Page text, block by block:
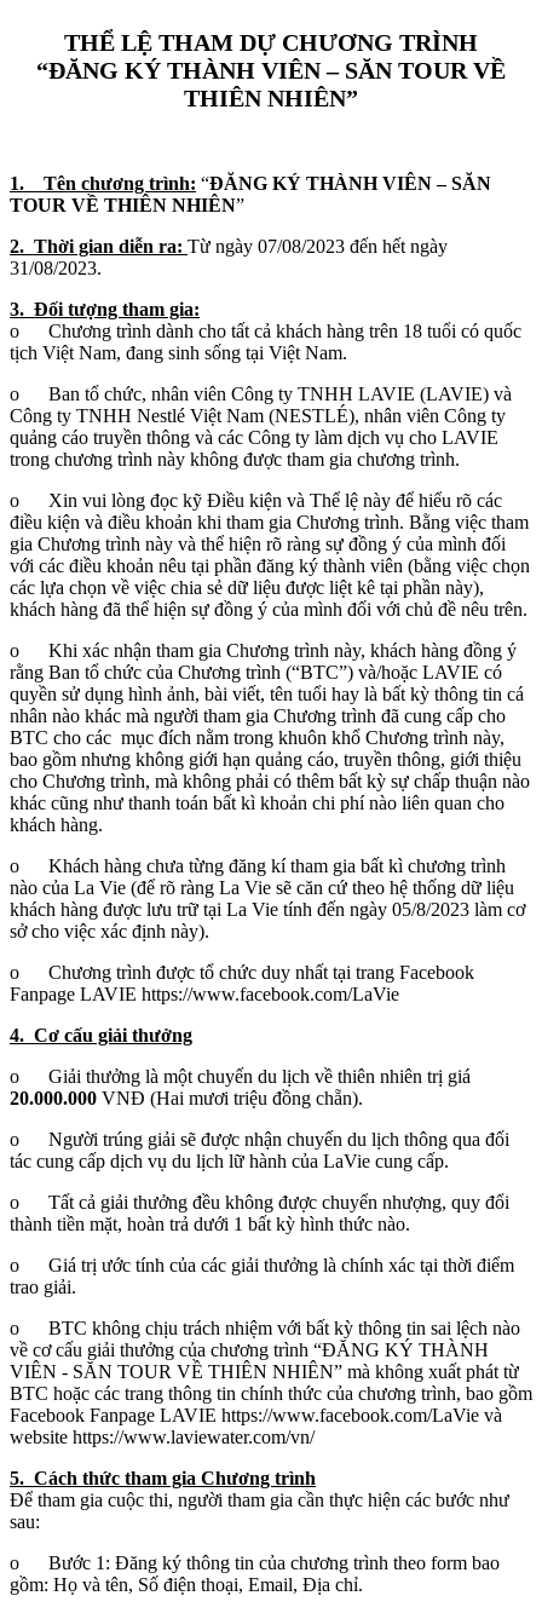
THỂ LỆ THAM DỰ CHƯƠNG TRÌNH
“ĐĂNG KÝ THÀNH VIÊN – SĂN TOUR VỀ
THIÊN NHIÊN”
1. Tên chương trình: “ĐĂNG KÝ THÀNH VIÊN – SĂN
TOUR VỀ THIÊN NHIÊN”
2. Thời gian diễn ra: Từ ngày 07/08/2023 đến hết ngày
31/08/2023.
3. Đối tượng tham gia:
o Chương trình dành cho tất cả khách hàng trên 18 tuổi có quốc
tịch Việt Nam, đang sinh sống tại Việt Nam.
o Ban tổ chức, nhân viên Công ty TNHH LAVIE (LAVIE) và
Công ty TNHH Nestlé Việt Nam (NESTLÉ), nhân viên Công ty
quảng cáo truyền thông và các Công ty làm dịch vụ cho LAVIE
trong chương trình này không được tham gia chương trình.
o Xin vui lòng đọc kỹ Điều kiện và Thể lệ này để hiểu rõ các
điều kiện và điều khoản khi tham gia Chương trình. Bằng việc tham
gia Chương trình này và thể hiện rõ ràng sự đồng ý của mình đối
với các điều khoản nêu tại phần đăng ký thành viên (bằng việc chọn
các lựa chọn về việc chia sẻ dữ liệu được liệt kê tại phần này),
khách hàng đã thể hiện sự đồng ý của mình đối với chủ đề nêu trên.
o Khi xác nhận tham gia Chương trình này, khách hàng đồng ý
rằng Ban tổ chức của Chương trình (“BTC”) và/hoặc LAVIE có
quyền sử dụng hình ảnh, bài viết, tên tuổi hay là bất kỳ thông tin cá
nhân nào khác mà người tham gia Chương trình đã cung cấp cho
BTC cho các mục đích nằm trong khuôn khổ Chương trình này,
bao gồm nhưng không giới hạn quảng cáo, truyền thông, giới thiệu
cho Chương trình, mà không phải có thêm bất kỳ sự chấp thuận nào
khác cũng như thanh toán bất kì khoản chi phí nào liên quan cho
khách hàng.
o Khách hàng chưa từng đăng kí tham gia bất kì chương trình
nào của La Vie (để rõ ràng La Vie sẽ căn cứ theo hệ thống dữ liệu
khách hàng được lưu trữ tại La Vie tính đến ngày 05/8/2023 làm cơ
sở cho việc xác định này).
o Chương trình được tổ chức duy nhất tại trang Facebook
Fanpage LAVIE https://www.facebook.com/LaVie
4. Cơ cấu giải thưởng
o Giải thưởng là một chuyến du lịch về thiên nhiên trị giá
20.000.000 VNĐ (Hai mươi triệu đồng chẵn).
o Người trúng giải sẽ được nhận chuyến du lịch thông qua đối
tác cung cấp dịch vụ du lịch lữ hành của LaVie cung cấp.
o Tất cả giải thưởng đều không được chuyển nhượng, quy đổi
thành tiền mặt, hoàn trả dưới 1 bất kỳ hình thức nào.
o Giá trị ước tính của các giải thưởng là chính xác tại thời điểm
trao giải.
o BTC không chịu trách nhiệm với bất kỳ thông tin sai lệch nào
về cơ cấu giải thưởng của chương trình “ĐĂNG KÝ THÀNH
VIÊN - SĂN TOUR VỀ THIÊN NHIÊN” mà không xuất phát từ
BTC hoặc các trang thông tin chính thức của chương trình, bao gồm
Facebook Fanpage LAVIE https://www.facebook.com/LaVie và
website https://www.laviewater.com/vn/
5. Cách thức tham gia Chương trình
Để tham gia cuộc thi, người tham gia cần thực hiện các bước như
sau:
o Bước 1: Đăng ký thông tin của chương trình theo form bao
gồm: Họ và tên, Số điện thoại, Email, Địa chỉ.